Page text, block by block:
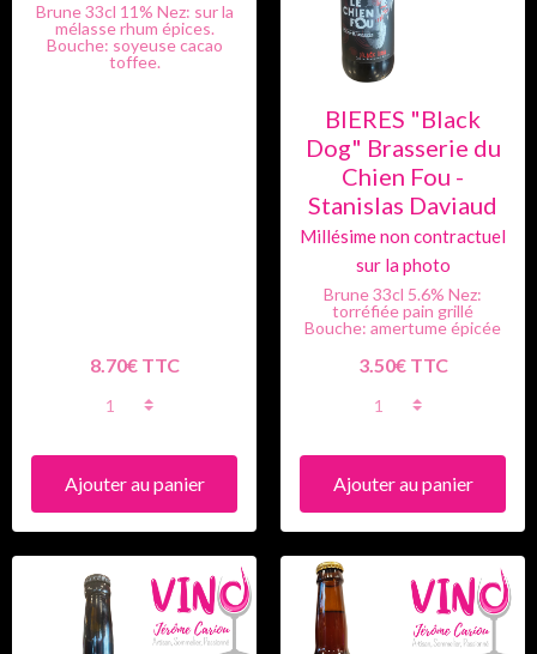
Brune 33cl 11% Nez: sur la
mélasse rhum épices.
Bouche: soyeuse cacao
toffee.
8.70€ TTC
Ajouter au panier
BIERES "Black
Dog" Brasserie du
Chien Fou -
Stanislas Daviaud
Brune 33cl 5.6% Nez:
torréfiée pain grillé
Bouche: amertume épicée
3.50€ TTC
Ajouter au panier